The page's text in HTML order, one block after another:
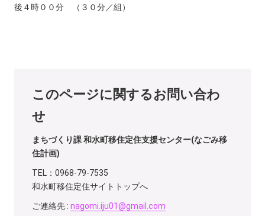
後４時００分 （３０分／組）
このページに関するお問い合わ
せ
まちづくり課 和水町移住定住支援センター(なごみ移
住計画)
TEL：0968-79-7535
和水町移住定住サイトトップへ
ご連絡先 : nagomi.iju01@gmail.com